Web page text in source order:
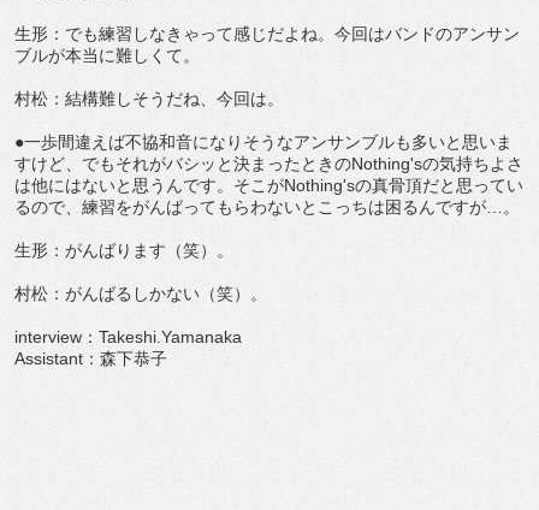
生形：でも練習しなきゃって感じだよね。今回はバンドのアンサン
ブルが本当に難しくて。
村松：結構難しそうだね、今回は。
●一歩間違えば不協和音になりそうなアンサンブルも多いと思いま
すけど、でもそれがバシッと決まったときのNothing'sの気持ちよさ
は他にはないと思うんです。そこがNothing'sの真骨頂だと思ってい
るので、練習をがんばってもらわないとこっちは困るんですが…。
生形：がんばります（笑）。
村松：がんばるしかない（笑）。
interview：Takeshi.Yamanaka
Assistant：森下恭子